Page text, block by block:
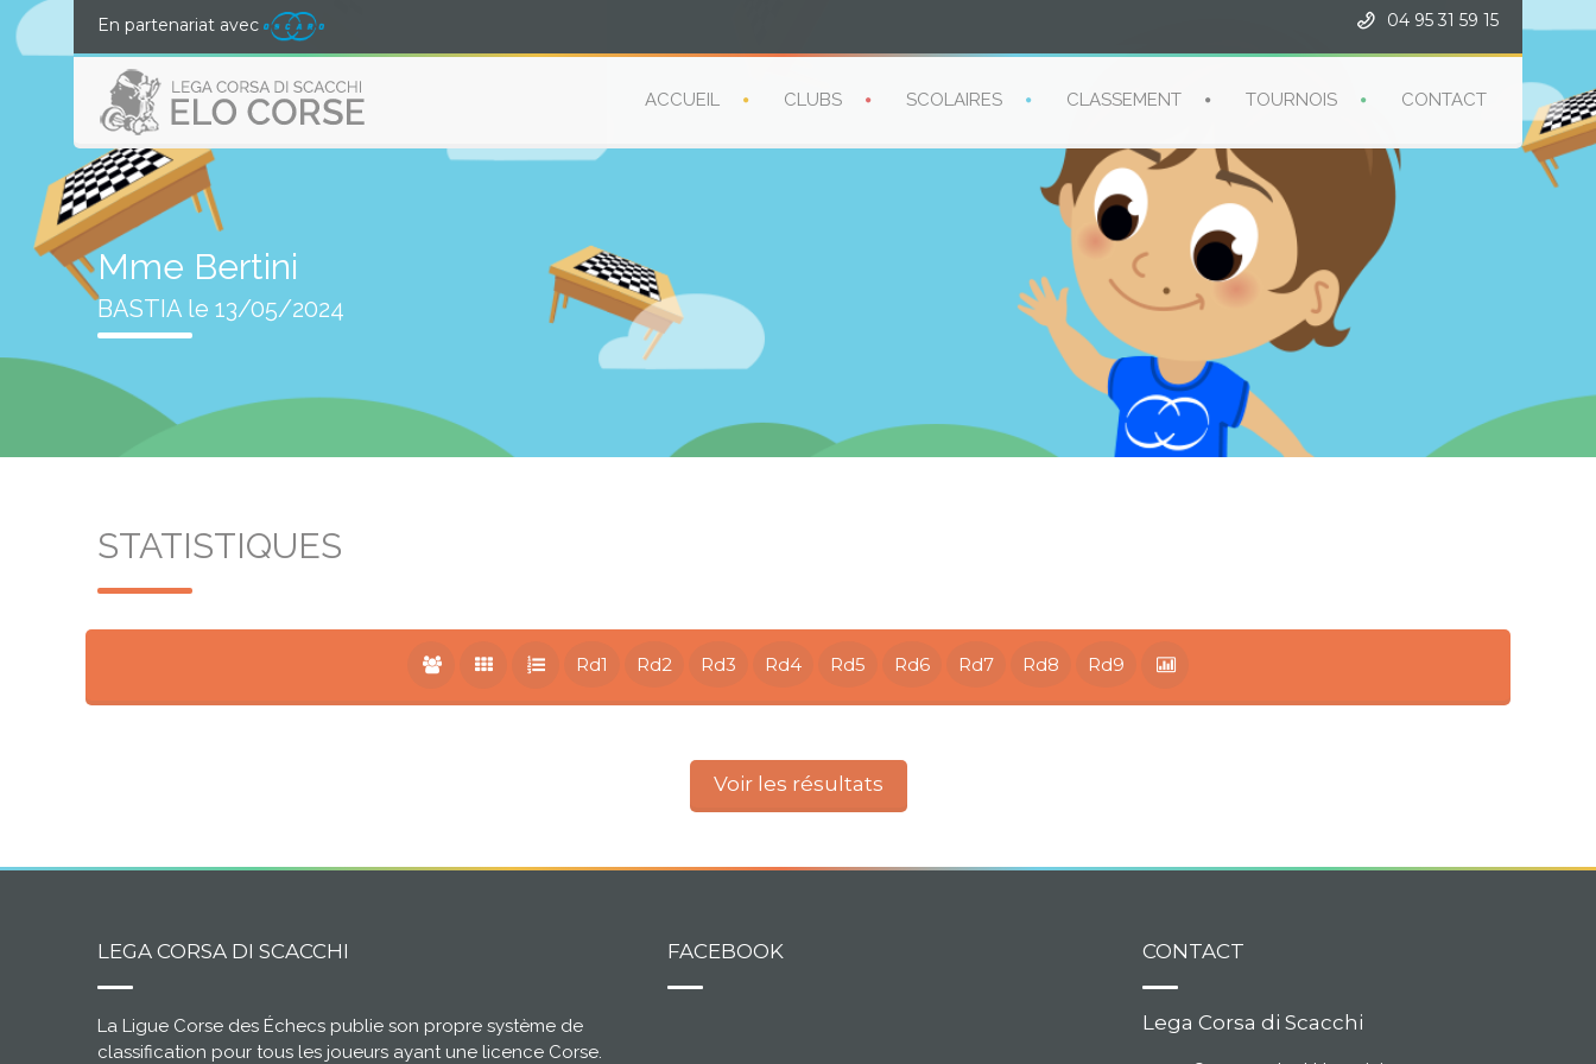
En partenariat avec 04 95 31 59 15
ACCUEIL CLUBS SCOLAIRES CLASSEMENT TOURNOIS CONTACT
Mme Bertini
BASTIA le 13/05/2024
STATISTIQUES
Rd1 Rd2 Rd3 Rd4 Rd5 Rd6 Rd7 Rd8 Rd9
Voir les résultats
LEGA CORSA DI SCACCHI
La Ligue Corse des Échecs publie son propre système de
classification pour tous les joueurs ayant une licence Corse.
FACEBOOK CONTACT
Lega Corsa di Scacchi